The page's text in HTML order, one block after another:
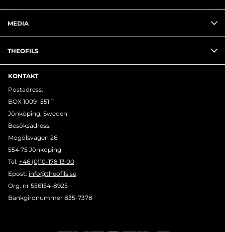
MEDIA
THEOFILS
KONTAKT
Postadress:
BOX 1009 551 11
Jönköping, Sweden
Besöksadress:
Mogölsvägen 26
554 75 Jönköping
Tel: +46 (0)10-178 13 00
Epost: info@theofils.se
Org. nr 556154-8925
Bankgironummer 835-7378